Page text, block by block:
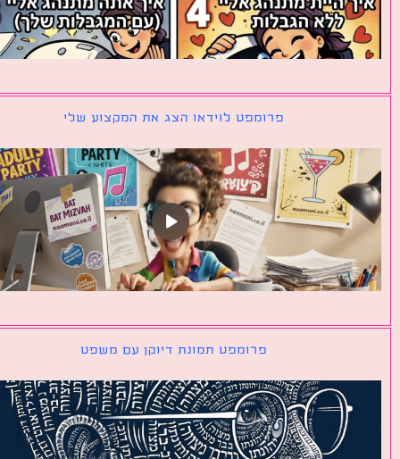
פרומפט לוידאו הצג את המקצוע שלי
פרומפט תמונת דיוקן עם משפט